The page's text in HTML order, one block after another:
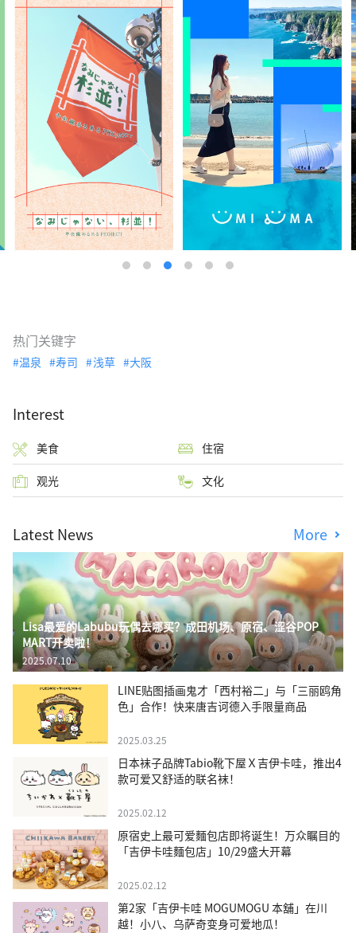
热门关键字
温泉 寿司 浅草 大阪
Interest
美食 住宿
观光 文化
Latest News More
Lisa最爱的Labubu玩偶去哪买？成田机场、原宿、涩谷POP
MART开卖啦！
2025.07.10
LINE贴图插画鬼才「西村裕二」与「三丽鸥角
色」合作！快来唐吉诃德入手限量商品
2025.03.25
日本袜子品牌Tabio靴下屋Ｘ吉伊卡哇，推出4
款可爱又舒适的联名袜！
2025.02.12
原宿史上最可爱麵包店即将诞生！万众瞩目的
「吉伊卡哇麵包店」10/29盛大开幕
2025.02.12
第2家「吉伊卡哇 MOGUMOGU 本舖」在川
越！小八、乌萨奇变身可爱地瓜！